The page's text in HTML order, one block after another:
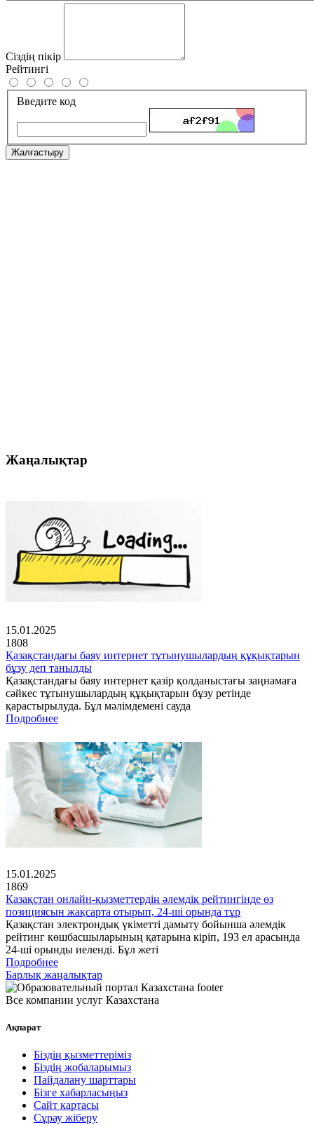
Сіздің пікір
Рейтингі
Введите код
Жалғастыру
Жаңалықтар
15.01.2025
1808
Қазақстандағы баяу интернет тұтынушылардың құқықтарын
бұзу деп танылды
Қазақстандағы баяу интернет қазір қолданыстағы заңнамаға
сәйкес тұтынушылардың құқықтарын бұзу ретінде
қарастырылуда. Бұл мәлімдемені сауда
Подробнее
15.01.2025
1869
Қазақстан онлайн-қызметтердің әлемдік рейтингінде өз
позициясын жақсарта отырып, 24-ші орында тұр
Қазақстан электрондық үкіметті дамыту бойынша әлемдік
рейтинг көшбасшыларының қатарына кіріп, 193 ел арасында
24-ші орынды иеленді. Бұл жеті
Подробнее
Барлық жаңалықтар
Все компании услуг Казахстана
Ақпарат
Біздің қызметтеріміз
Біздің жобаларымыз
Пайдалану шарттары
Бізге хабарласыңыз
Сайт картасы
Сұрау жіберу